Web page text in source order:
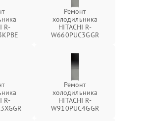
R-
Ремонт
холодильника
HITACHI R-
W660PUC3GGR
R-
Ремонт
холодильника
HITACHI R-
W910PUC4GGR